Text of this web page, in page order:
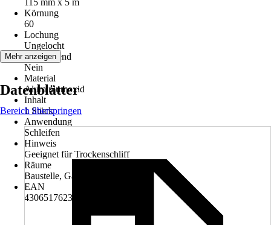
115 mm x 5 m
Körnung
60
Lochung
Ungelocht
Kletthaftend
Nein
Material
Aluminiumoxid
Inhalt
1 Stück
Anwendung
Schleifen
Hinweis
Geeignet für Trockenschliff
Räume
Baustelle, Garage, Werkstatt
EAN
4306517623807
Mehr anzeigen
Datenblätter
Bereich überspringen